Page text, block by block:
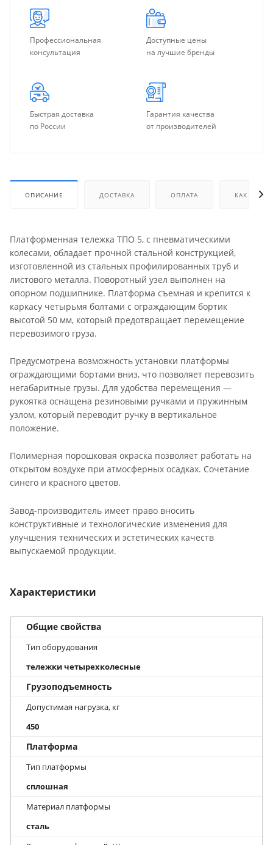
Профессиональная
консультация
Доступные цены
на лучшие бренды
Быстрая доставка
по России
Гарантия качества
от производителей
ОПИСАНИЕ ДОСТАВКА ОПЛАТА КАК
Платформенная тележка ТПО 5, с пневматическими
колесами, обладает прочной стальной конструкцией,
изготовленной из стальных профилированных труб и
листового металла. Поворотный узел выполнен на
опорном подшипнике. Платформа съемная и крепится к
каркасу четырьмя болтами с ограждающим бортик
высотой 50 мм, который предотвращает перемещение
перевозимого груза.
Предусмотрена возможность установки платформы
ограждающими бортами вниз, что позволяет перевозить
негабаритные грузы. Для удобства перемещения —
рукоятка оснащена резиновыми ручками и пружинным
узлом, который переводит ручку в вертикальное
положение.
Полимерная порошковая окраска позволяет работать на
открытом воздухе при атмосферных осадках. Сочетание
синего и красного цветов.
Завод-производитель имеет право вносить
конструктивные и технологические изменения для
улучшения технических и эстетических качеств
выпускаемой продукции.
Характеристики
Общие свойства
Тип оборудования
тележки четырехколесные
Грузоподъемность
Допустимая нагрузка, кг
450
Платформа
Тип платформы
сплошная
Материал платформы
сталь